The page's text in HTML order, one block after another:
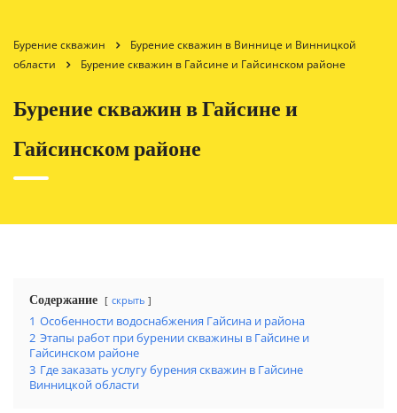
Бурение скважин
Бурение скважин в Виннице и Винницкой
области
Бурение скважин в Гайсине и Гайсинском районе
Бурение скважин в Гайсине и
Гайсинском районе
Содержание скрыть
1 Особенности водоснабжения Гайсина и района
2 Этапы работ при бурении скважины в Гайсине и
Гайсинском районе
3 Где заказать услугу бурения скважин в Гайсине
Винницкой области